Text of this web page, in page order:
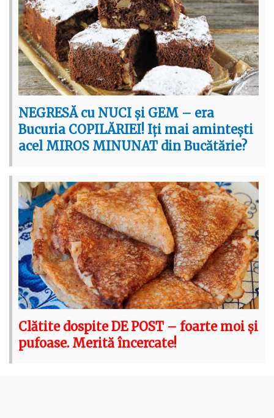
NEGRESĂ cu NUCI și GEM – era
Bucuria COPILĂRIEI! Iți mai amintești
acel MIROS MINUNAT din Bucătărie?
Clătite dospite DE POST – foarte moi și
pufoase. Merită încercate!